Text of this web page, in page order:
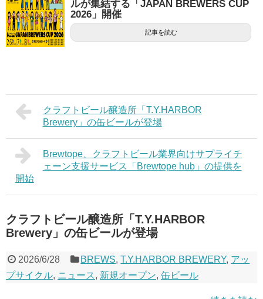
ルが集結する「JAPAN BREWERS CUP
2026」開催
記事を読む
クラフトビール醸造所「T.Y.HARBOR
Brewery」の缶ビールが登場
Brewtope、クラフトビール業界向けサプライチ
ェーン支援サービス「Brewtope hub」の提供を
開始
クラフトビール醸造所「T.Y.HARBOR
Brewery」の缶ビールが登場
2026/6/28 BREWS,T.Y.HARBOR BREWERY, アッ
プサイクル, ニュース, 新規オープン, 缶ビール